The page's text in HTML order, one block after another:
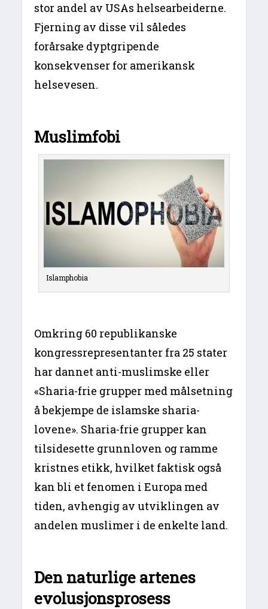
stor andel av USAs helsearbeiderne.
Fjerning av disse vil således
forårsake dyptgripende
konsekvenser for amerikansk
helsevesen.
Muslimfobi
Islamphobia
Omkring 60 republikanske
kongressrepresentanter fra 25 stater
har dannet anti-muslimske eller
«Sharia-frie grupper med målsetning
å bekjempe de islamske sharia-
lovene». Sharia-frie grupper kan
tilsidesette grunnloven og ramme
kristnes etikk, hvilket faktisk også
kan bli et fenomen i Europa med
tiden, avhengig av utviklingen av
andelen muslimer i de enkelte land.
Den naturlige artenes
evolusjonsprosess